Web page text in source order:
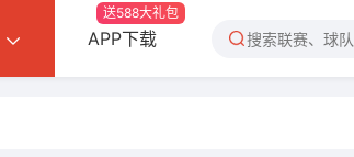
APP下载
送588大礼包